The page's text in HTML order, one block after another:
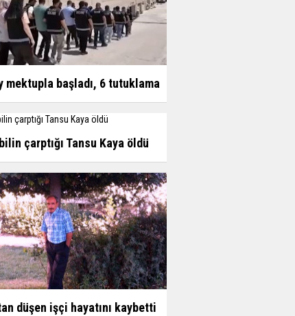
mektupla başladı, 6 tutuklama
çarptığı Tansu Kaya öldü
düşen işçi hayatını kaybetti